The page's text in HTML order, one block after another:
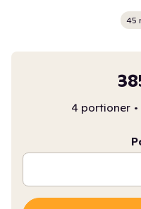
45
4 portioner •